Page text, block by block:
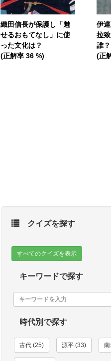
織田信長が保護し「魅
せるおもてなし」に使
った文化は？
(正解率 36 %)
伊
拉
誰？
(正
クイズを探す
すべてのクイズを表示
キーワードで探す
時代別で探す
古代 (25) 源平 (33)